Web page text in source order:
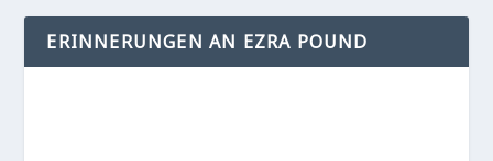
ERINNERUNGEN AN EZRA POUND